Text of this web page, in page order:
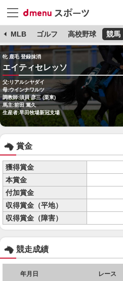
MLB ゴルフ 高校野球 競馬
牝 鹿毛 登録抹消
エイティセレッソ
父:リアルシヤダイ
母:ウインナワルツ
調教師:須貝 彦三 (栗東)
馬主:前田 篤久
生産者:早田牧場新冠支場
賞金
獲得賞金
本賞金
付加賞金
収得賞金（平地）
収得賞金（障害）
競走成績
年月日 レース